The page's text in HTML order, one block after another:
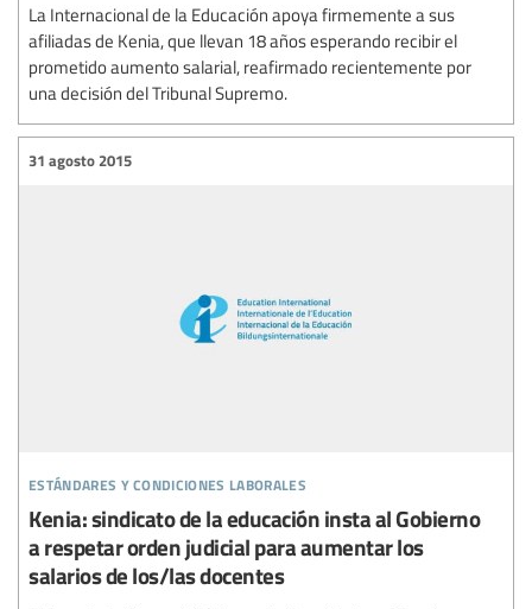
La Internacional de la Educación apoya firmemente a sus
afiliadas de Kenia, que llevan 18 años esperando recibir el
prometido aumento salarial, reafirmado recientemente por
una decisión del Tribunal Supremo.
estándares y condiciones laborales
31 agosto 2015
Kenia: sindicato de la educación insta al Gobierno
a respetar orden judicial para aumentar los
salarios de los/las docentes